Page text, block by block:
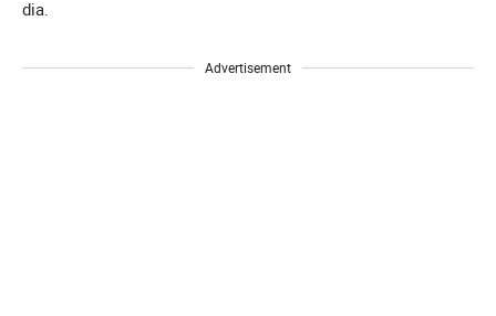
dia.
Advertisement